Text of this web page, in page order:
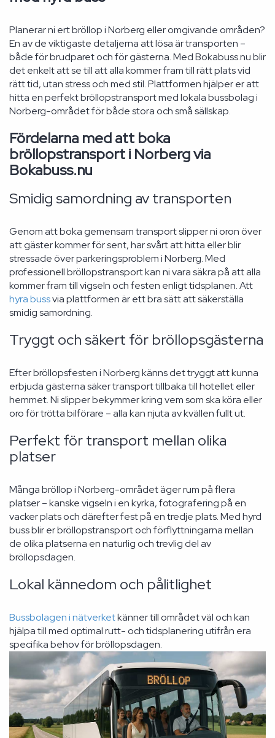
Planerar ni ert bröllop i Norberg eller omgivande områden?
En av de viktigaste detaljerna att lösa är transporten –
både för brudparet och för gästerna. Med Bokabuss.nu blir
det enkelt att se till att alla kommer fram till rätt plats vid
rätt tid, utan stress och med stil. Plattformen hjälper er att
hitta en perfekt bröllopstransport med lokala bussbolag i
Norberg-området för både stora och små sällskap.
Fördelarna med att boka
bröllopstransport i Norberg via
Bokabuss.nu
Smidig samordning av transporten
Genom att boka gemensam transport slipper ni oron över
att gäster kommer för sent, har svårt att hitta eller blir
stressade över parkeringsproblem i Norberg. Med
professionell bröllopstransport kan ni vara säkra på att alla
kommer fram till vigseln och festen enligt tidsplanen. Att
hyra bussvia plattformen är ett bra sätt att säkerställa
smidig samordning.
Tryggt och säkert för bröllopsgästerna
Efter bröllopsfesten i Norberg känns det tryggt att kunna
erbjuda gästerna säker transport tillbaka till hotellet eller
hemmet. Ni slipper bekymmer kring vem som ska köra eller
oro för trötta bilförare – alla kan njuta av kvällen fullt ut.
Perfekt för transport mellan olika
platser
Många bröllop i Norberg-området äger rum på flera
platser – kanske vigseln i en kyrka, fotografering på en
vacker plats och därefter fest på en tredje plats. Med hyrd
buss blir er bröllopstransport och förflyttningarna mellan
de olika platserna en naturlig och trevlig del av
bröllopsdagen.
Lokal kännedom och pålitlighet
Bussbolagen i nätverketkänner till området väl och kan
hjälpa till med optimal rutt- och tidsplanering utifrån era
specifika behov för bröllopsdagen.